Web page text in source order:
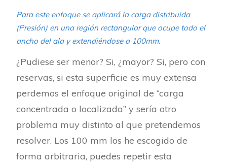
Para este enfoque se aplicará la carga distribuida
(Presión) en una región rectangular que ocupe todo el
ancho del ala y extendiéndose a 100mm.
¿Pudiese ser menor? Si, ¿mayor? Si, pero con
reservas, si esta superficie es muy extensa
perdemos el enfoque original de “carga
concentrada o localizada” y sería otro
problema muy distinto al que pretendemos
resolver. Los 100 mm los he escogido de
forma arbitraria, puedes repetir esta